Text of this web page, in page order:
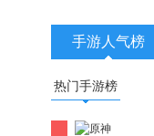
手游人气榜
热门手游榜